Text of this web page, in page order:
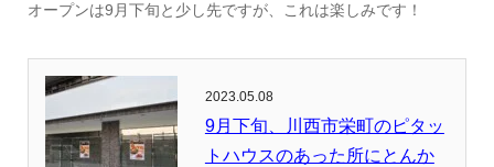
オープンは9月下旬と少し先ですが、これは楽しみです！
2023.05.08
9月下旬、川西市栄町のピタッ
トハウスのあった所にとんか